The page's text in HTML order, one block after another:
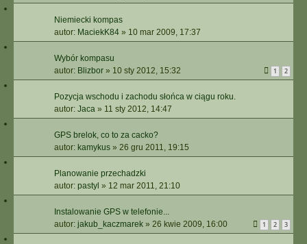
Niemiecki kompas
autor: MaciekK84 » 10 mar 2009, 17:37
Wybór kompasu
autor: Blizbor » 10 sty 2012, 15:32 1 2
Pozycja wschodu i zachodu słońca w ciągu roku.
autor: Jaca » 11 sty 2012, 14:47
GPS brelok, co to za cacko?
autor: kamykus » 26 gru 2011, 19:15
Planowanie przechadzki
autor: pastyl » 12 mar 2011, 21:10
Instalowanie GPS w telefonie...
autor: jakub_kaczmarek » 26 kwie 2009, 16:00 1 2 3